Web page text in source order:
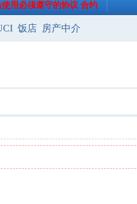
使用必须遵守的协议 合约
饭店 房产中介